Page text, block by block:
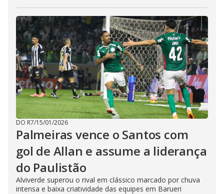
DO R7/15/01/2026
Palmeiras vence o Santos com
gol de Allan e assume a liderança
do Paulistão
Alviverde superou o rival em clássico marcado por chuva
intensa e baixa criatividade das equipes em Barueri